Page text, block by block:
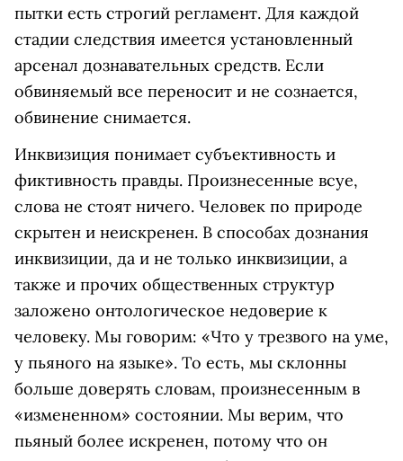
пытки есть строгий регламент. Для каждой
стадии следствия имеется установленный
арсенал дознавательных средств. Если
обвиняемый все переносит и не сознается,
обвинение снимается.
Инквизиция понимает субъективность и
фиктивность правды. Произнесенные всуе,
слова не стоят ничего. Человек по природе
скрытен и неискренен. В способах дознания
инквизиции, да и не только инквизиции, а
также и прочих общественных структур
заложено онтологическое недоверие к
человеку. Мы говорим: «Что у трезвого на уме,
у пьяного на языке». То есть, мы склонны
больше доверять словам, произнесенным в
«измененном» состоянии. Мы верим, что
пьяный более искренен, потому что он